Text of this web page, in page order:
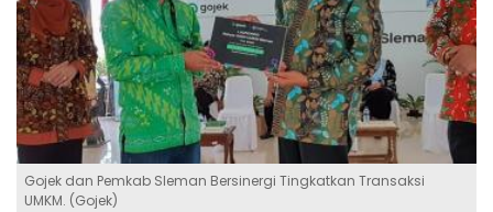
Gojek dan Pemkab Sleman Bersinergi Tingkatkan Transaksi
UMKM. (Gojek)